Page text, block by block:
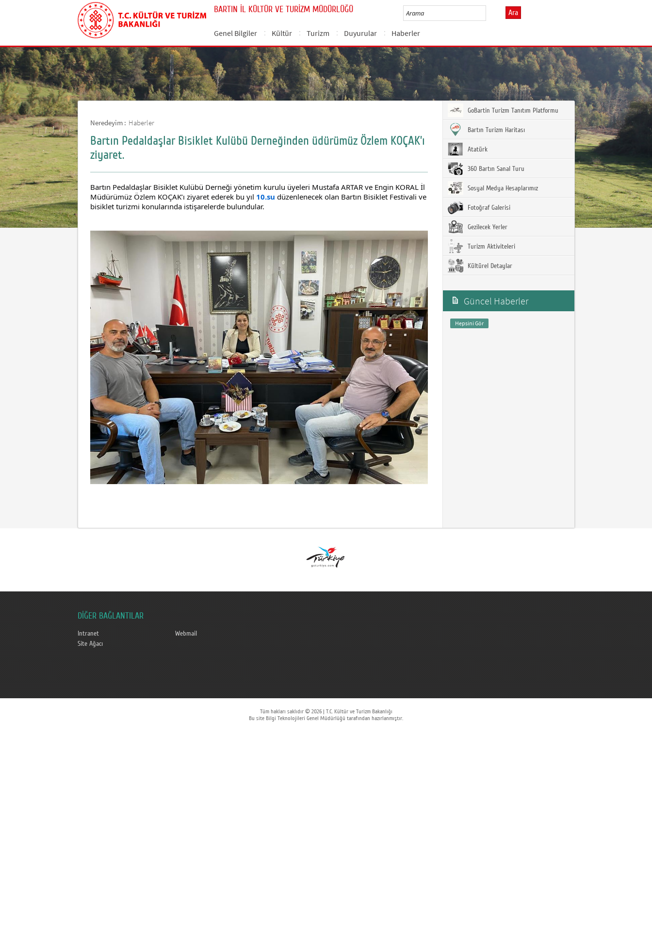
BARTIN İL KÜLTÜR VE TURİZM MÜDÜRLÜĞÜ Ara
Genel Bilgiler Kültür Turizm Duyurular Haberler
Neredeyim : Haberler
Bartın Pedaldaşlar Bisiklet Kulübü Derneğinden üdürümüz Özlem KOÇAK’ı
ziyaret.
Bartın Pedaldaşlar Bisiklet Kulübü Derneği yönetim kurulu üyeleri Mustafa ARTAR ve Engin KORAL İl
Müdürümüz Özlem KOÇAK’ı ziyaret ederek bu yıl 10.su düzenlenecek olan Bartın Bisiklet Festivali ve
bisiklet turizmi konularında istişarelerde bulundular.
GoBartin Turizm Tanıtım Platformu
Bartın Turizm Haritası
Atatürk
360 Bartın Sanal Turu
Sosyal Medya Hesaplarımız
Fotoğraf Galerisi
Gezilecek Yerler
Turizm Aktiviteleri
Kültürel Detaylar
Güncel Haberler
Hepsini Gör
DİĞER BAĞLANTILAR
Intranet
Webmail
Site Ağacı
Tüm hakları saklıdır © 2026 | T.C. Kültür ve Turizm Bakanlığı
Bu site Bilgi Teknolojileri Genel Müdürlüğü tarafından hazırlanmıştır.